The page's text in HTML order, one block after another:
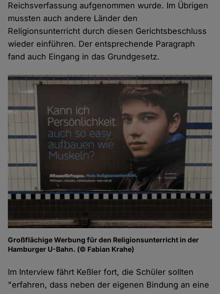
Reichsverfassung aufgenommen wurde. Im Übrigen
mussten auch andere Länder den
Religionsunterricht durch diesen Gerichtsbeschluss
wieder einführen. Der entsprechende Paragraph
fand auch Eingang in das Grundgesetz.
Großflächige Werbung für den Religionsunterricht in der
Hamburger U-Bahn. (© Fabian Krahe)
Im Interview fährt Keßler fort, die Schüler sollten
"erfahren, dass neben der eigenen Bindung an eine